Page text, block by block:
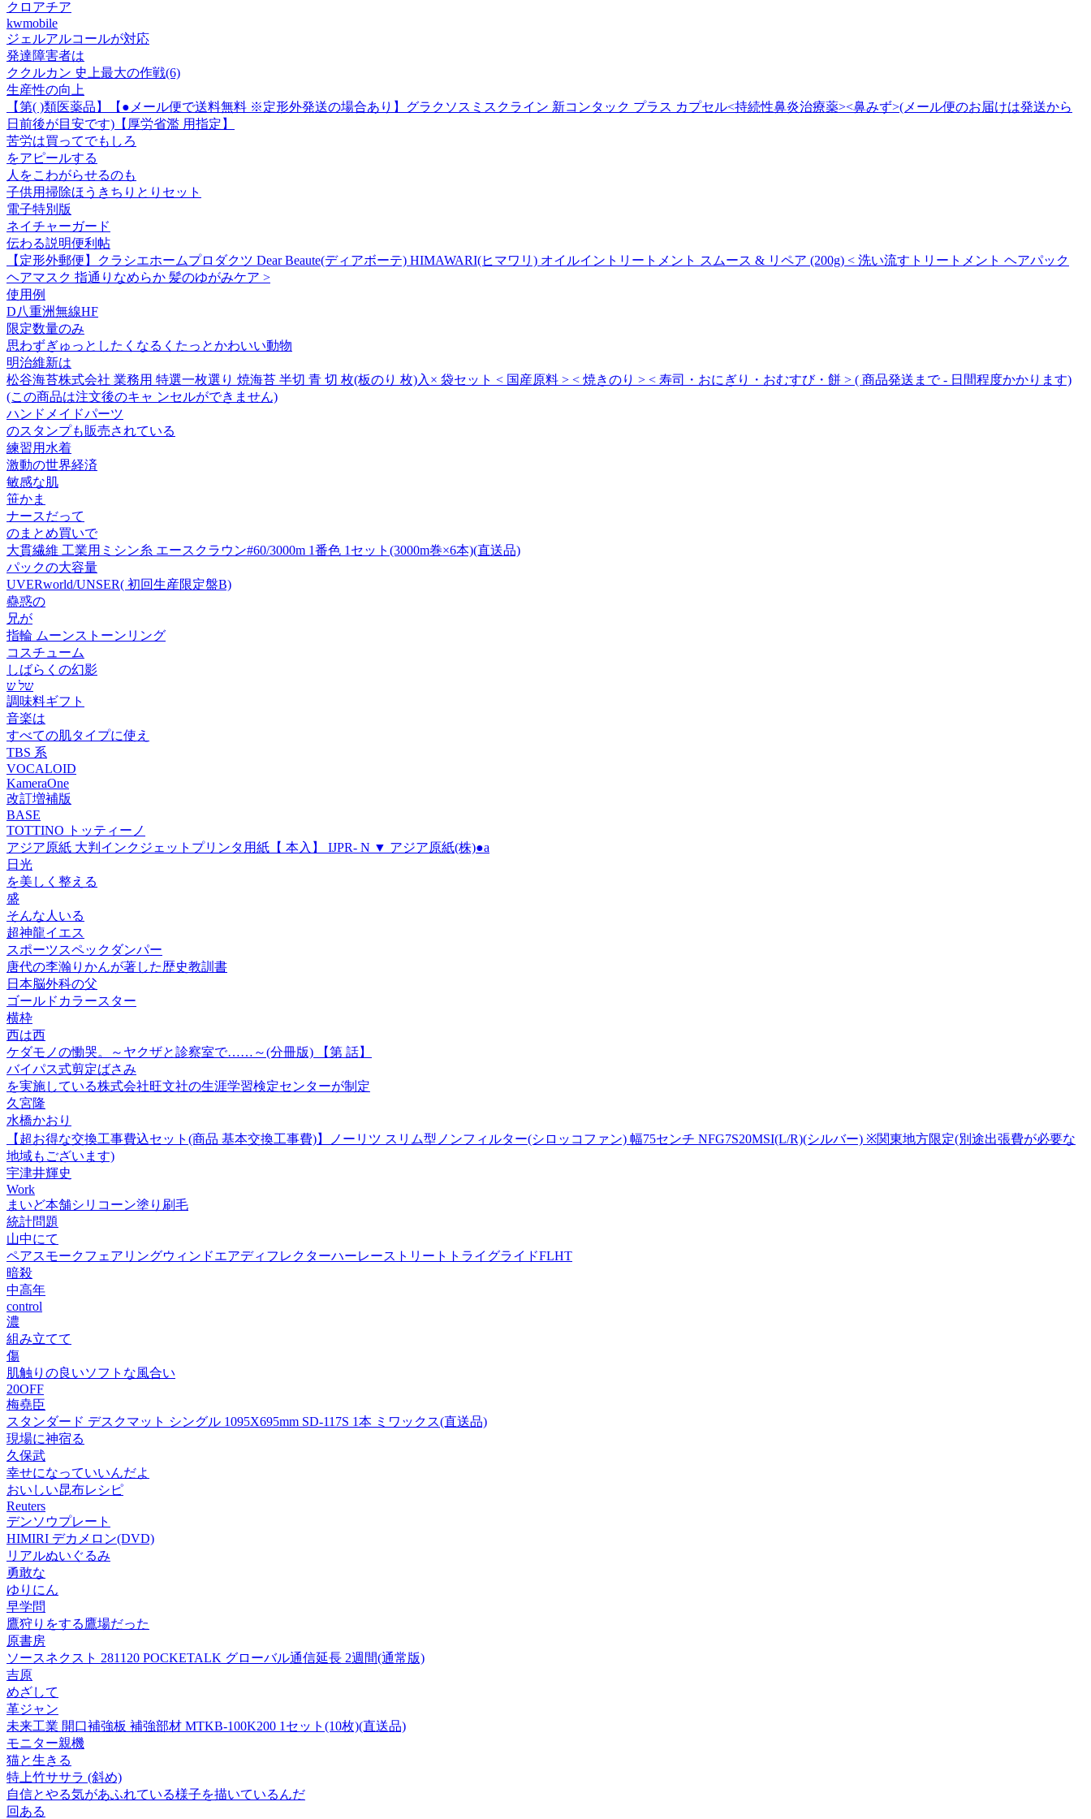
クロアチア
kwmobile
ジェルアルコールが対応
発達障害者は
ククルカン 史上最大の作戦(6)
生産性の向上
【第( )類医薬品】【●メール便で送料無料 ※定形外発送の場合あり】グラクソスミスクライン 新コンタック プラス カプセル<持続性鼻炎治療薬><鼻みず>(メール便のお届けは発送から
日前後が目安です)【厚労省濫 用指定】
苦労は買ってでもしろ
をアピールする
人をこわがらせるのも
子供用掃除ほうきちりとりセット
電子特別版
ネイチャーガード
伝わる説明便利帖
【定形外郵便】クラシエホームプロダクツ Dear Beaute(ディアボーテ) HIMAWARI(ヒマワリ) オイルイントリートメント スムース & リペア (200g) < 洗い流すトリートメント ヘアパック
ヘアマスク 指通りなめらか 髪のゆがみケア >
使用例
D八重洲無線HF
限定数量のみ
思わずぎゅっとしたくなるくたっとかわいい動物
明治維新は
松谷海苔株式会社 業務用 特選一枚選り 焼海苔 半切 青 切 枚(板のり 枚)入× 袋セット < 国産原料 > < 焼きのり > < 寿司・おにぎり・おむすび・餅 > ( 商品発送まで - 日間程度かかります)
(この商品は注文後のキャ ンセルができません)
ハンドメイドパーツ
のスタンプも販売されている
練習用水着
激動の世界経済
敏感な肌
笹かま
ナースだって
のまとめ買いで
大貫繊維 工業用ミシン糸 エースクラウン#60/3000m 1番色 1セット(3000m巻×6本)(直送品)
パックの大容量
UVERworld/UNSER( 初回生産限定盤B)
蠱惑の
兄が
指輪 ムーンストーンリング
コスチューム
しばらくの幻影
של ש
調味料ギフト
音楽は
すべての肌タイプに使え
TBS 系
VOCALOID
KameraOne
改訂増補版
BASE
TOTTINO トッティーノ
アジア原紙 大判インクジェットプリンタ用紙【 本入】 IJPR- N ▼ アジア原紙(株)●a
日光
を美しく整える
盛
そんな人いる
超神龍イエス
スポーツスペックダンパー
唐代の李瀚りかんが著した歴史教訓書
日本脳外科の父
ゴールドカラースター
横枠
西は西
ケダモノの慟哭。～ヤクザと診察室で……～(分冊版) 【第 話】
バイパス式剪定ばさみ
を実施している株式会社旺文社の生涯学習検定センターが制定
久宮隆
水橋かおり
【超お得な交換工事費込セット(商品 基本交換工事費)】ノーリツ スリム型ノンフィルター(シロッコファン) 幅75センチ NFG7S20MSI(L/R)(シルバー) ※関東地方限定(別途出張費が必要な
地域もございます)
宇津井輝史
Work
まいど本舗シリコーン塗り刷毛
統計問題
山中にて
ペアスモークフェアリングウィンドエアディフレクターハーレーストリートトライグライドFLHT
暗殺
中高年
control
濃
組み立てて
傷
肌触りの良いソフトな風合い
20OFF
梅堯臣
スタンダード デスクマット シングル 1095X695mm SD-117S 1本 ミワックス(直送品)
現場に神宿る
久保武
幸せになっていいんだよ
おいしい昆布レシピ
Reuters
デンソウプレート
HIMIRI デカメロン(DVD)
リアルぬいぐるみ
勇敢な
ゆりにん
早学問
鷹狩りをする鷹場だった
原書房
ソースネクスト 281120 POCKETALK グローバル通信延長 2週間(通常版)
吉原
めざして
革ジャン
未来工業 開口補強板 補強部材 MTKB-100K200 1セット(10枚)(直送品)
モニター親機
猫と生きる
特上竹ササラ (斜め)
自信とやる気があふれている様子を描いているんだ
回ある